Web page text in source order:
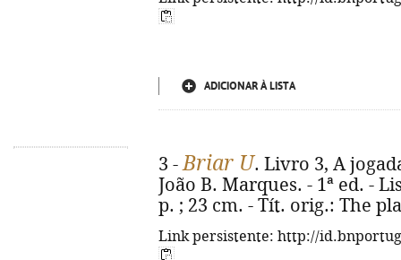
ADICIONAR À LISTA
3 -Briar U. Livro 3, A
João B. Marques. - 1ª ed. -
p. ; 23 cm. - Tít. orig.: The
Link persistente: http://